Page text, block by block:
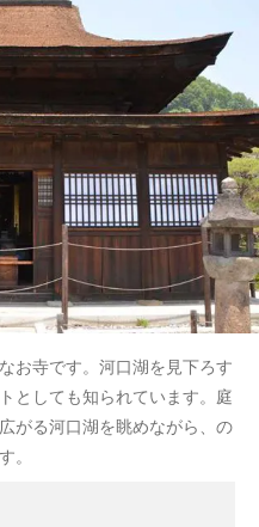
お寺です。河口湖を見下ろす
としても知られています。庭
がる河口湖を眺めながら、の
。